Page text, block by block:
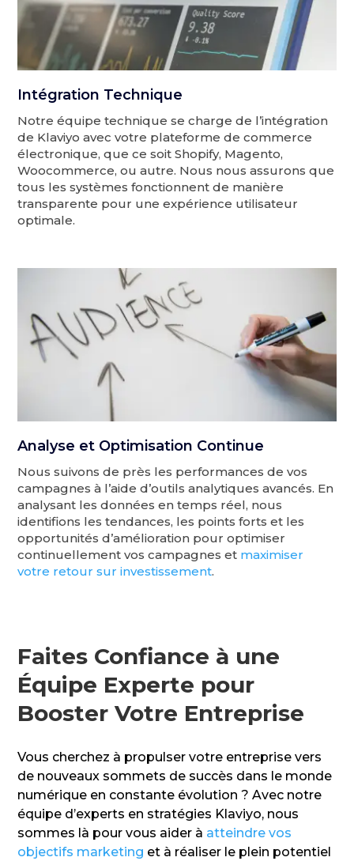
Intégration Technique
Notre équipe technique se charge de l’intégration
de Klaviyo avec votre plateforme de commerce
électronique, que ce soit Shopify, Magento,
Woocommerce, ou autre. Nous nous assurons que
tous les systèmes fonctionnent de manière
transparente pour une expérience utilisateur
optimale.
Analyse et Optimisation Continue
Nous suivons de près les performances de vos
campagnes à l’aide d’outils analytiques avancés. En
analysant les données en temps réel, nous
identifions les tendances, les points forts et les
opportunités d’amélioration pour optimiser
continuellement vos campagnes et maximiser
votre retour sur investissement.
Faites Confiance à une
Équipe Experte pour
Booster Votre Entreprise
Vous cherchez à propulser votre entreprise vers
de nouveaux sommets de succès dans le monde
numérique en constante évolution ? Avec notre
équipe d’experts en stratégies Klaviyo, nous
sommes là pour vous aider à atteindre vos
objectifs marketing et à réaliser le plein potentiel